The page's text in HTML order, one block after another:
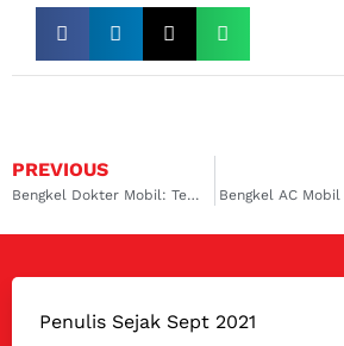
PREVIOUS
Bengkel Dokter Mobil: Tempat Servis AC Mobil Ertiga Surabaya
Penulis Sejak Sept 2021